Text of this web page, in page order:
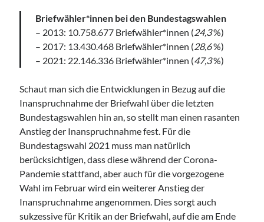
Briefwähler*innen bei den Bundestagswahlen
– 2013: 10.758.677 Briefwähler*innen (24,3%)
– 2017: 13.430.468 Briefwähler*innen (28,6%)
– 2021: 22.146.336 Briefwähler*innen (47,3%)
Schaut man sich die Entwicklungen in Bezug auf die
Inanspruchnahme der Briefwahl über die letzten
Bundestagswahlen hin an, so stellt man einen rasanten
Anstieg der Inanspruchnahme fest. Für die
Bundestagswahl 2021 muss man natürlich
berücksichtigen, dass diese während der Corona-
Pandemie stattfand, aber auch für die vorgezogene
Wahl im Februar wird ein weiterer Anstieg der
Inanspruchnahme angenommen. Dies sorgt auch
sukzessive für Kritik an der Briefwahl, auf die am Ende